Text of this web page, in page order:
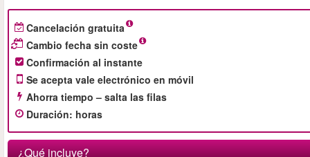
Cancelación gratuita
Cambio fecha sin coste
Confirmación al instante
Se acepta vale electrónico en móvil
Ahorra tiempo – salta las filas
Duración: horas
¿Qué incluye?